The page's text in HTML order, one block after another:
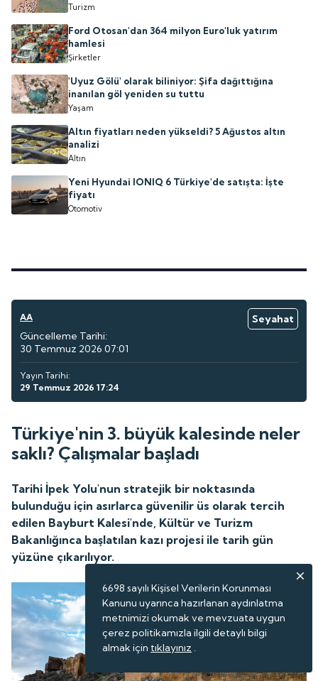
Turizm
Ford Otosan'dan 364 milyon Euro'luk yatırım
hamlesi
Şirketler
'Uyuz Gölü' olarak biliniyor: Şifa dağıttığına
inanılan göl yeniden su tuttu
Yaşam
Altın fiyatları neden yükseldi? 5 Ağustos altın
analizi
Altın
Yeni Hyundai IONIQ 6 Türkiye'de satışta: İşte
fiyatı
Otomotiv
AA
Seyahat
Güncelleme Tarihi:
30 Temmuz 2026 07:01
Yayın Tarihi:
29 Temmuz 2026 17:24
Türkiye'nin 3. büyük kalesinde neler
saklı? Çalışmalar başladı
Tarihi İpek Yolu'nun stratejik bir noktasında
bulunduğu için asırlarca güvenilir üs olarak tercih
edilen Bayburt Kalesi'nde, Kültür ve Turizm
Bakanlığınca başlatılan kazı projesi ile tarih gün
yüzüne çıkarılıyor.
6698 sayılı Kişisel Verilerin Korunması
Kanunu uyarınca hazırlanan aydınlatma
metnimizi okumak ve mevzuata uygun
çerez politikamızla ilgili detaylı bilgi
almak için tıklayınız .